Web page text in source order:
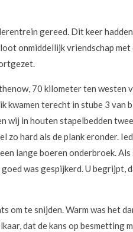
gereed. Dit keer
onmiddellijk vriendschap
70 kilometer ten westen
kwamen terecht in stube 3
wij in houten stapelbedden
zo hard als de plank eronder.
lange boeren onderbroek.
was gespijkerd. U begrijpt,
om te snijden. Warm was het
dat de kans op